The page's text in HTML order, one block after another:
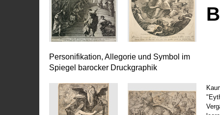
Personifikation, Allegorie und Symbol im
Spiegel barocker Druckgraphik